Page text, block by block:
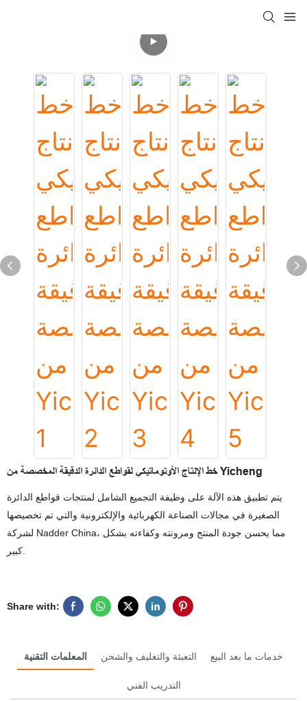
خط الإنتاج الأوتوماتيكي لقواطع الدائرة الدقيقة المخصصة من Yicheng
يتم تطبيق هذه الآلة على وظيفة التجميع الشامل لمنتجات قواطع الدائرة
الصغيرة في مجالات الصناعة الكهربائية والإلكترونية والتي تم تخصيصها
لشركة Nadder China، مما يحسن جودة المنتج ومرونته وكفاءته بشكل
Share with:
المعلمات التقنية التعبئة والتغليف والشحن خدمات ما بعد البيع
التدريب الفني